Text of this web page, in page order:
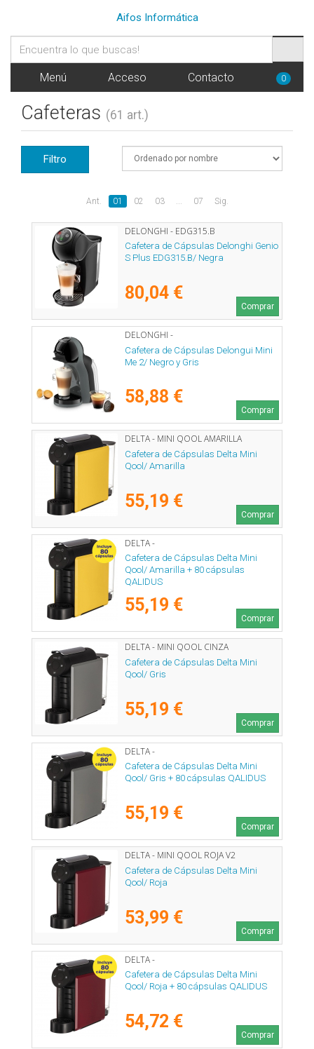
Aifos Informática
Menú Acceso Contacto 0
Cafeteras (61 art.)
Filtro
Ant. 01 02 03 07 Sig.
DELONGHI - EDG315.B
Cafetera de Cápsulas Delonghi Genio
S Plus EDG315.B/ Negra
80,04 €
Comprar
DELONGHI -
Cafetera de Cápsulas Delongui Mini
Me 2/ Negro y Gris
58,88 €
Comprar
DELTA - MINI QOOL AMARILLA
Cafetera de Cápsulas Delta Mini
Qool/ Amarilla
55,19 €
Comprar
DELTA -
Cafetera de Cápsulas Delta Mini
Qool/ Amarilla + 80 cápsulas
QALIDUS
55,19 €
Comprar
DELTA - MINI QOOL CINZA
Cafetera de Cápsulas Delta Mini
Qool/ Gris
55,19 €
Comprar
DELTA -
Cafetera de Cápsulas Delta Mini
Qool/ Gris + 80 cápsulas QALIDUS
55,19 €
Comprar
DELTA - MINI QOOL ROJA V2
Cafetera de Cápsulas Delta Mini
Qool/ Roja
53,99 €
Comprar
DELTA -
Cafetera de Cápsulas Delta Mini
Qool/ Roja + 80 cápsulas QALIDUS
54,72 €
Comprar